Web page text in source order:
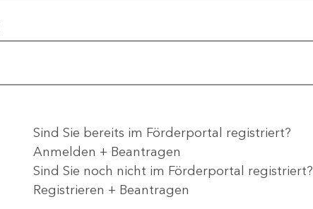
Sind Sie bereits im Förderportal registriert?
Anmelden + Beantragen
Sind Sie noch nicht im Förderportal registriert?
Registrieren + Beantragen